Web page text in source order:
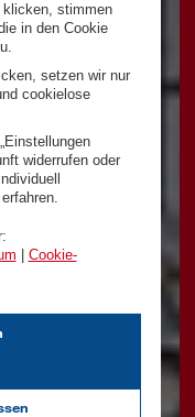
klicken, stimmen
in den Cookie
setzen wir nur
cookielose
widerrufen oder
Cookie-